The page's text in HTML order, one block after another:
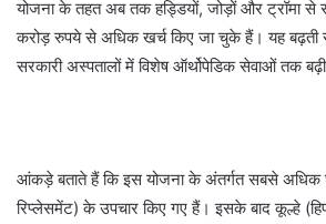
योजना के तहत अब तक हड्डियों, जोड़ों और ट्रॉमा से
करोड़ रुपये से अधिक खर्च किए जा चुके हैं। यह
सरकारी अस्पतालों में विशेष ऑर्थोपेडिक सेवाओं तक बढ़ी
आंकड़े बताते हैं कि इस योजना के अंतर्गत सबसे अधिक
रिप्लेसमेंट) के उपचार किए गए हैं। इसके बाद कूल्हे